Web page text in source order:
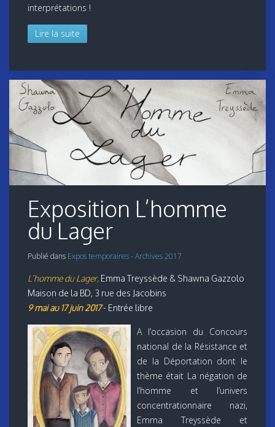
interprétations !
Lire la suite
Exposition L’homme
du Lager
Publié dans Expos temporaires - Archives 2017
L’homme du Lager, Emma Treyssède & Shawna Gazzolo
Maison de la BD, 3 rue des Jacobins
9 mai au 17 juin 2017- Entrée libre
A l’occasion du Concours
national de la Résistance et
de la Déportation dont le
thème était La négation de
l’homme et l’univers
concentrationnaire nazi,
Emma Treyssède et